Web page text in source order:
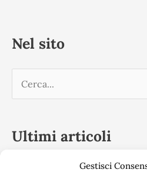
Gestisci
Nel sito
c
Ultimi articoli
Convegno 17 febbraio 2023 –